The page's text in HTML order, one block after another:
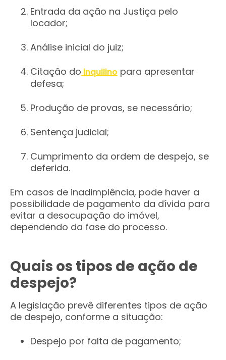
Entrada da ação na Justiça pelo
locador;
Análise inicial do juiz;
Citação do inquilino para apresentar
defesa;
Produção de provas, se necessário;
Sentença judicial;
Cumprimento da ordem de despejo, se
deferida.
Em casos de inadimplência, pode haver a
possibilidade de pagamento da dívida para
evitar a desocupação do imóvel,
dependendo da fase do processo.
Quais os tipos de ação de
despejo?
A legislação prevê diferentes tipos de ação
de despejo, conforme a situação:
Despejo por falta de pagamento;